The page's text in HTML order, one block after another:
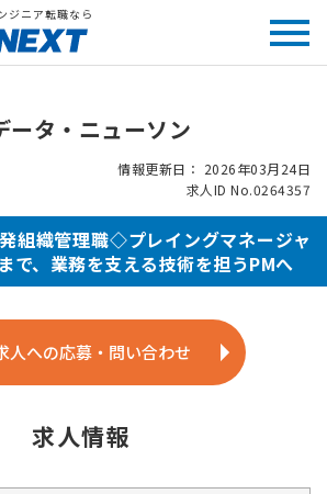
ジニア転職なら
タ・ニューソン
情報更新日： 2026年03月24日
求人ID No.0264357
発組織管理職◇プレイングマネージャ
で、業務を支える技術を担うPMへ
人への応募・問い合わせ
求人情報